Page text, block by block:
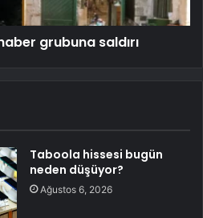
grubuna saldırı
Taboola hissesi bugün
neden düşüyor?
Ağustos 6, 2026